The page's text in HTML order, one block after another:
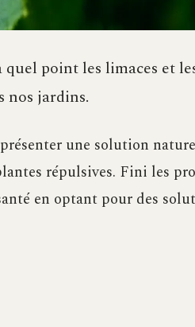
point les limaces et
nos jardins.
une solution
répulsives. Fini les
en optant pour des